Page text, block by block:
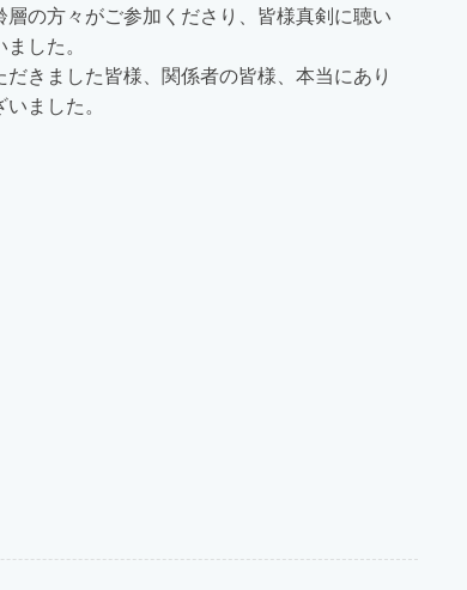
層の方々がご参加くださり、皆様真剣に聴い
した。
だきました皆様、関係者の皆様、本当にあり
ました。